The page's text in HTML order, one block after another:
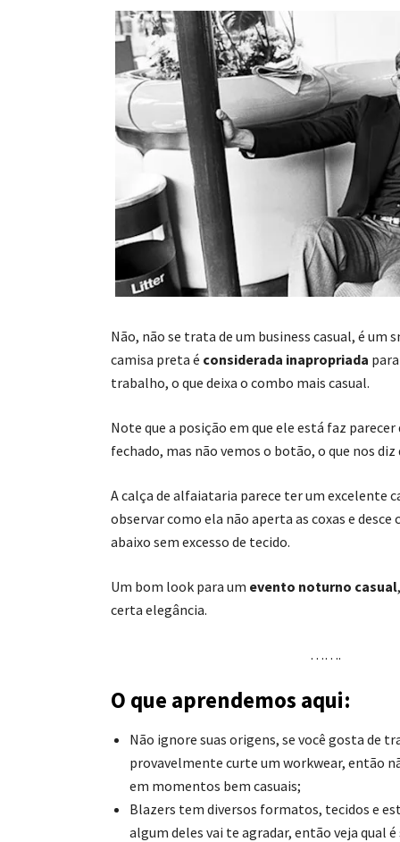
Não, não se trata de um business casual, é um
camisa preta é considerada inapropriada
trabalho, o que deixa o combo mais casual.
Note que a posição em que ele está faz
fechado, mas não vemos o botão, o que nos
A calça de alfaiataria parece ter um excelente
observar como ela não aperta as coxas e
abaixo sem excesso de tecido.
Um bom look para um evento noturno casual
certa elegância.
…….
O que aprendemos aqui:
Não ignore suas origens, se você gosta de
provavelmente curte um workwear, então
em momentos bem casuais;
Blazers tem diversos formatos, tecidos e
algum deles vai te agradar, então veja qual é